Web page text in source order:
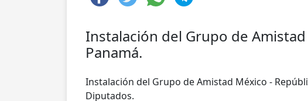
Instalación del Grupo de
Panamá.
Instalación del Grupo de Amistad México -
Diputados.